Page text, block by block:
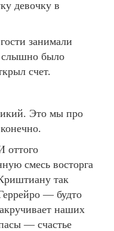
девочку в
занимали
слышно было
счет.
Это мы про
оттого
смесь восторга
так
— будто
наших
— счастье